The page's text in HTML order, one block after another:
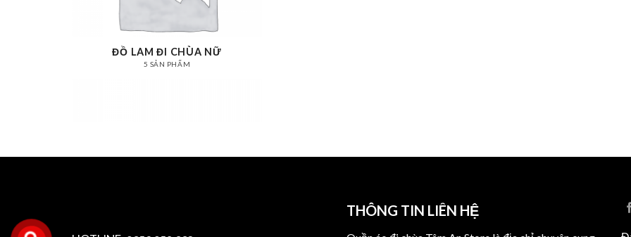
ĐỒ LAM ĐI CHÙA NỮ
5 SẢN PHẨM
THÔNG TIN LIÊN HỆ